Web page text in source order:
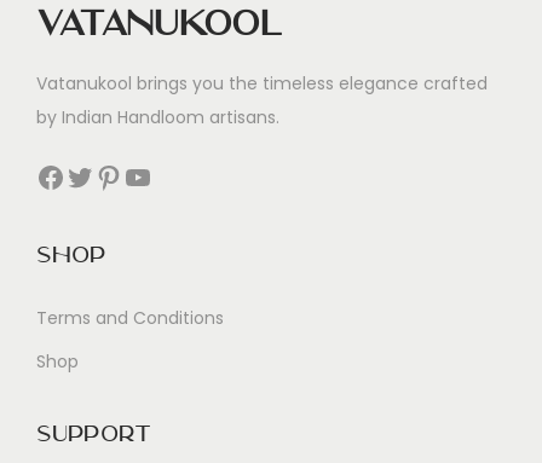
Vatanukool
Vatanukool brings you the timeless elegance crafted
by Indian Handloom artisans.
Facebook Twitter Pinterest YouTube
Shop
Terms and Conditions
Shop
Support